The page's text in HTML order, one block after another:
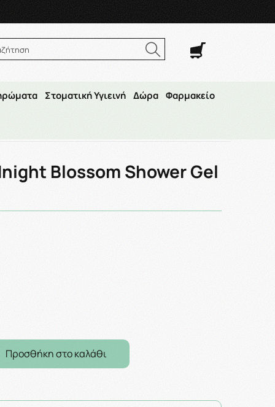
Σαβ. 8:00π.μ.–14:30μ.μ
Στοματική Υγιεινή Δώρα Φαρμακείο
Blossom Shower Gel
Προσθήκη στο καλάθι